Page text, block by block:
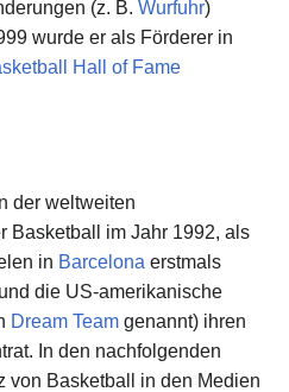
(z. B. Wurfuhr)
wurde er als Förderer in
Hall of Fame
der weltweiten
Basketball im Jahr 1992, als
in Barcelona erstmals
die US-amerikanische
Dream Team genannt) ihren
In den nachfolgenden
von Basketball in den Medien